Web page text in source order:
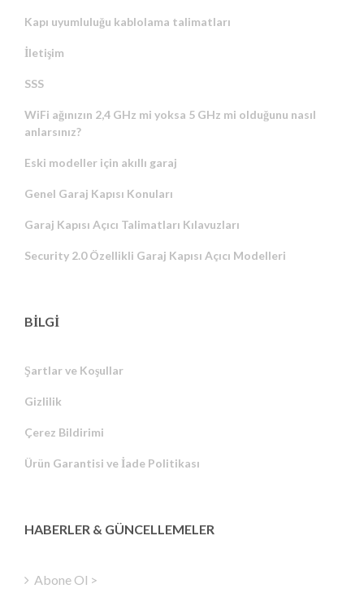
Kapı uyumluluğu kablolama talimatları
İletişim
SSS
WiFi ağınızın 2,4 GHz mi yoksa 5 GHz mi olduğunu nasıl
anlarsınız?
Eski modeller için akıllı garaj
Genel Garaj Kapısı Konuları
Garaj Kapısı Açıcı Talimatları Kılavuzları
Security 2.0 Özellikli Garaj Kapısı Açıcı Modelleri
BİLGİ
Şartlar ve Koşullar
Gizlilik
Çerez Bildirimi
Ürün Garantisi ve İade Politikası
HABERLER & GÜNCELLEMELER
Abone Ol >